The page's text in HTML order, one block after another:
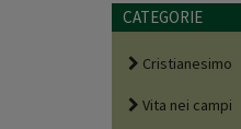
CATEGORIE
Cristianesimo
Vita nei campi